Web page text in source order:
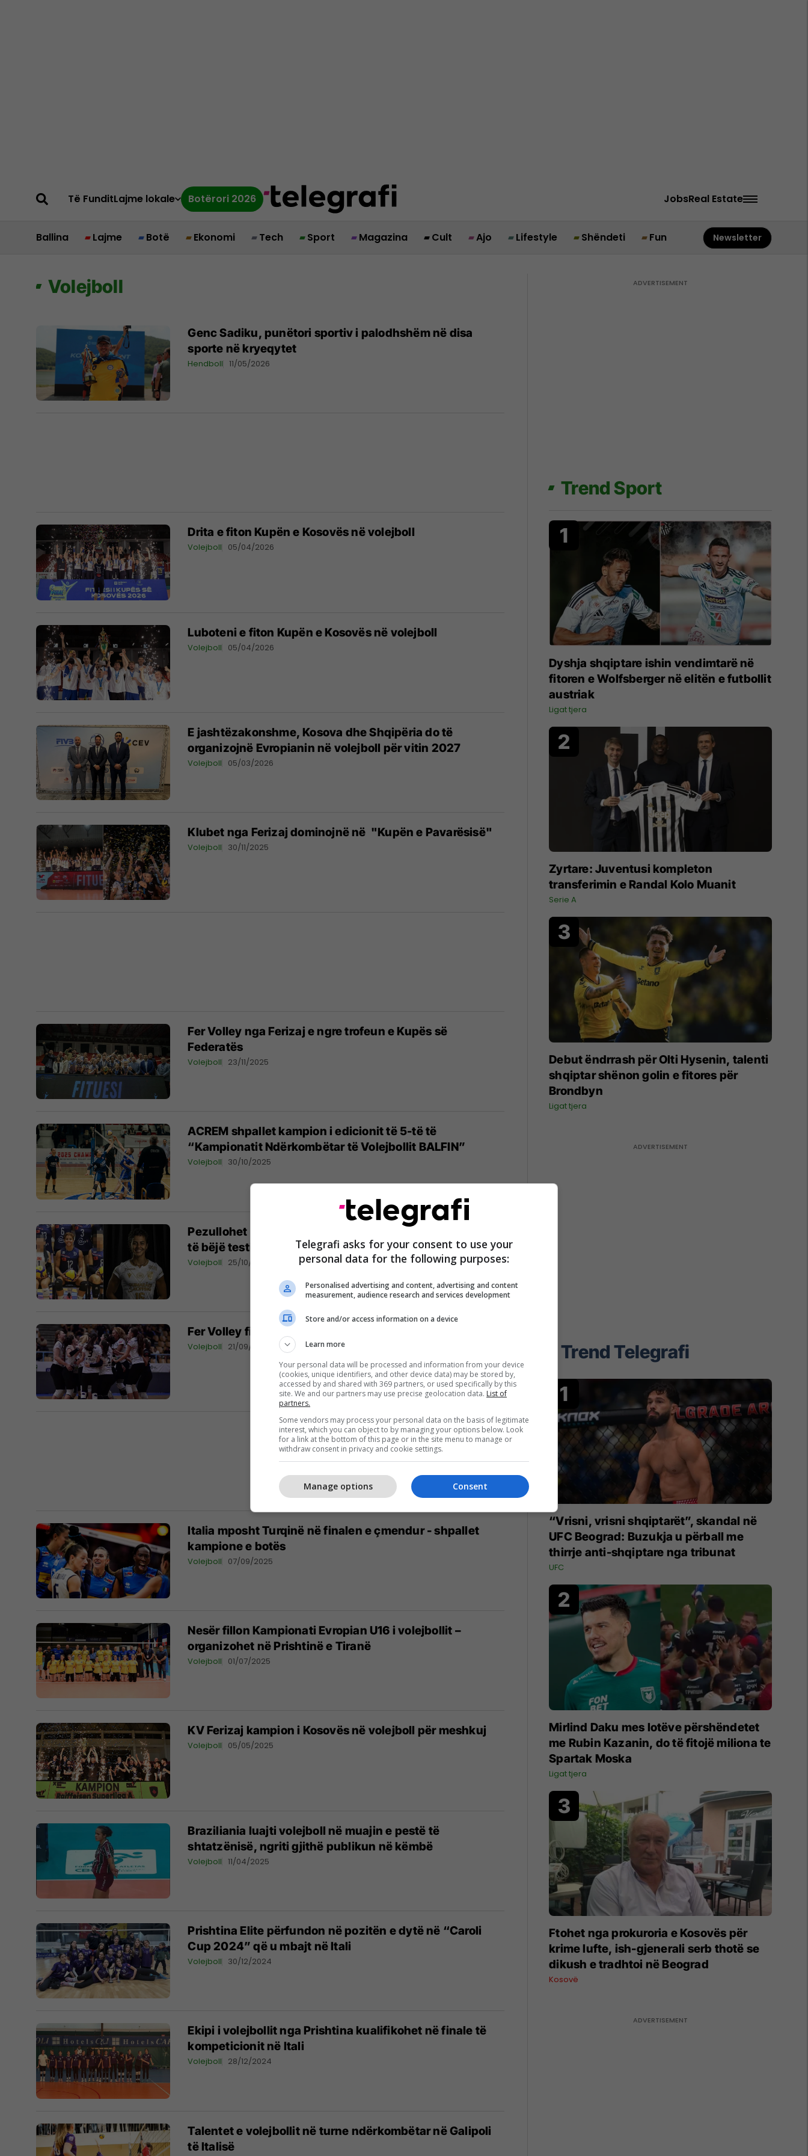
Të FunditLajme lokale Botërori 2026 JobsReal Estate
Ballina Lajme Botë Ekonomi Tech Sport Magazina Cult Ajo Lifestyle Shëndeti Fun Newsletter
Volejboll
Genc Sadiku, punëtori sportiv i palodhshëm në disa
sporte në kryeqytet
Hendboll 11/05/2026
Drita e fiton Kupën e Kosovës në volejboll
Volejboll 05/04/2026
Luboteni e fiton Kupën e Kosovës në volejboll
Volejboll 05/04/2026
E jashtëzakonshme, Kosova dhe Shqipëria do të
organizojnë Evropianin në volejboll për vitin 2027
Volejboll 05/03/2026
Klubet nga Ferizaj dominojnë në "Kupën e Pavarësisë"
Volejboll 30/11/2025
Fer Volley nga Ferizaj e ngre trofeun e Kupës së
Federatës
Volejboll 23/11/2025
ACREM shpallet kampion i edicionit të 5-të të
“Kampionatit Ndërkombëtar të Volejbollit BALFIN”
Volejboll 30/10/2025
Pezullohet volejbollistja braziliane e Dinamos, i kërkohet
të bëjë testin e gjinisë
Volejboll 25/10/2025
Fer Volley fiton Superkupën e Kosovës në volejboll
Volejboll 21/09/2025
Italia mposht Turqinë në finalen e çmendur - shpallet
kampione e botës
Volejboll 07/09/2025
Nesër fillon Kampionati Evropian U16 i volejbollit –
organizohet në Prishtinë e Tiranë
Volejboll 01/07/2025
KV Ferizaj kampion i Kosovës në volejboll për meshkuj
Volejboll 05/05/2025
Braziliania luajti volejboll në muajin e pestë të
shtatzënisë, ngriti gjithë publikun në këmbë
Volejboll 11/04/2025
Prishtina Elite përfundon në pozitën e dytë në “Caroli
Cup 2024” që u mbajt në Itali
Volejboll 30/12/2024
Ekipi i volejbollit nga Prishtina kualifikohet në finale të
kompeticionit në Itali
Volejboll 28/12/2024
Talentet e volejbollit në turne ndërkombëtar në Galipoli
të Italisë
Trend Sport
Dyshja shqiptare ishin vendimtarë në
fitoren e Wolfsberger në elitën e futbollit
austriak
Ligat tjera
Zyrtare: Juventusi kompleton
transferimin e Randal Kolo Muanit
Serie A
Debut ëndrrash për Olti Hysenin, talenti
shqiptar shënon golin e fitores për
Brondbyn
Ligat tjera
Trend Telegrafi
“Vrisni, vrisni shqiptarët”, skandal në
UFC Beograd: Buzukja u përball me
thirrje anti-shqiptare nga tribunat
UFC
Mirlind Daku mes lotëve përshëndetet
me Rubin Kazanin, do të fitojë miliona te
Spartak Moska
Ligat tjera
Ftohet nga prokuroria e Kosovës për
krime lufte, ish-gjenerali serb thotë se
dikush e tradhtoi në Beograd
Kosovë
Telegrafi asks for your consent to use your
personal data for the following purposes:
Personalised advertising and content, advertising and content
measurement, audience research and services development
Store and/or access information on a device
Learn more
Your personal data will be processed and information from your device
(cookies, unique identifiers, and other device data) may be stored by,
accessed by and shared with 369 partners, or used specifically by this
site. We and our partners may use precise geolocation data. List of
partners.
Some vendors may process your personal data on the basis of legitimate
interest, which you can object to by managing your options below. Look
for a link at the bottom of this page or in the site menu to manage or
withdraw consent in privacy and cookie settings.
Consent
Manage options